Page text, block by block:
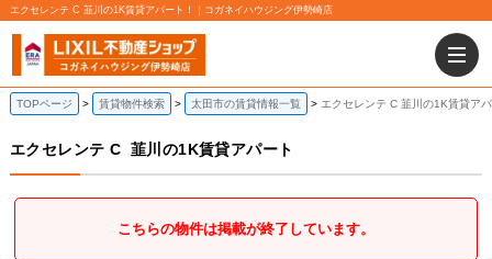
エクセレンテ C 韮川の1K賃貸アパート！｜コガネイハウジング伊勢崎店
TOPページ 賃貸物件検索 太田市の賃貸情報一覧 エクセレンテ C 韮川の1K賃貸ア
エクセレンテ C 韮川の1K賃貸アパート
こちらの物件は掲載が終了しています。